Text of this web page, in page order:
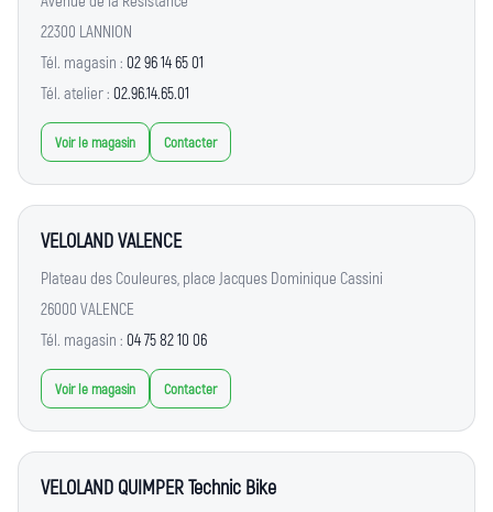
22300 LANNION
Tél. magasin : 02 96 14 65 01
Tél. atelier : 02.96.14.65.01
Voir le magasin Contacter
VELOLAND VALENCE
Plateau des Couleures, place Jacques Dominique Cassini
26000 VALENCE
Tél. magasin : 04 75 82 10 06
Voir le magasin Contacter
VELOLAND QUIMPER Technic Bike